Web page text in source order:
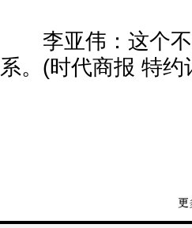
李亚伟：这个不
系。(时代商报 特